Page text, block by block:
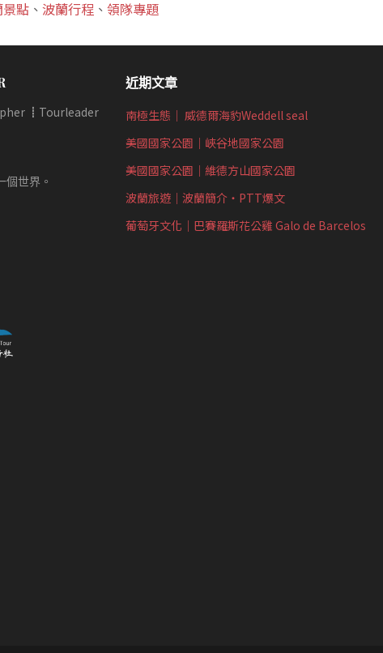
點 、波蘭行程 、領隊專題
┋Tourleader
個世界。
近期文章
南極生態｜ 威德爾海豹Weddell seal
美國國家公園｜峽谷地國家公園
美國國家公園｜維德方山國家公園
波蘭旅遊｜波蘭簡介‧PTT爆文
葡萄牙文化｜巴賽羅斯花公雞 Galo de Barcelos